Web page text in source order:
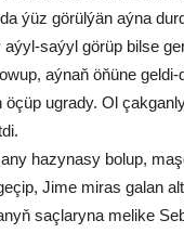
ýüz gö­rül­ýän aý­na
sa­ýyl gö­rüp bil­se
aý­naň öňü­ne
ug­ra­dy. Ol
ha­zy­na­sy bo­lup,
Ji­me mi­ras ga­lan
saç­la­ry­na me­li­ke